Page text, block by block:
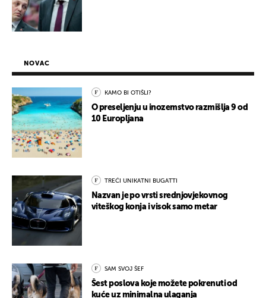
NOVAC
KAMO BI OTIŠLI?
O preseljenju u inozemstvo razmišlja 9 od
10 Europljana
TREĆI UNIKATNI BUGATTI
Nazvan je po vrsti srednjovjekovnog
viteškog konja i visok samo metar
SAM SVOJ ŠEF
Šest poslova koje možete pokrenuti od
kuće uz minimalna ulaganja